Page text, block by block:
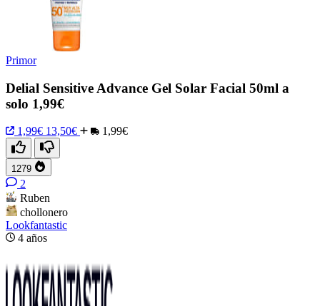
Primor
Delial Sensitive Advance Gel Solar Facial 50ml a
solo 1,99€
1,99€ 13,50€ 1,99€
1279
2
Ruben
chollonero
Lookfantastic
4 años